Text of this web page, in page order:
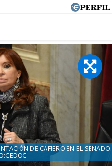
DE CAFIERO EN EL SENADO.